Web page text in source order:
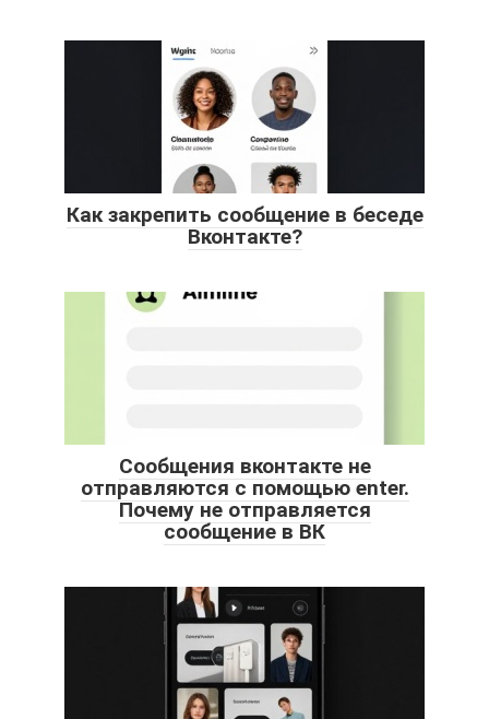
Как закрепить сообщение в беседе
Вконтакте?
Сообщения вконтакте не
отправляются с помощью enter.
Почему не отправляется
сообщение в ВК